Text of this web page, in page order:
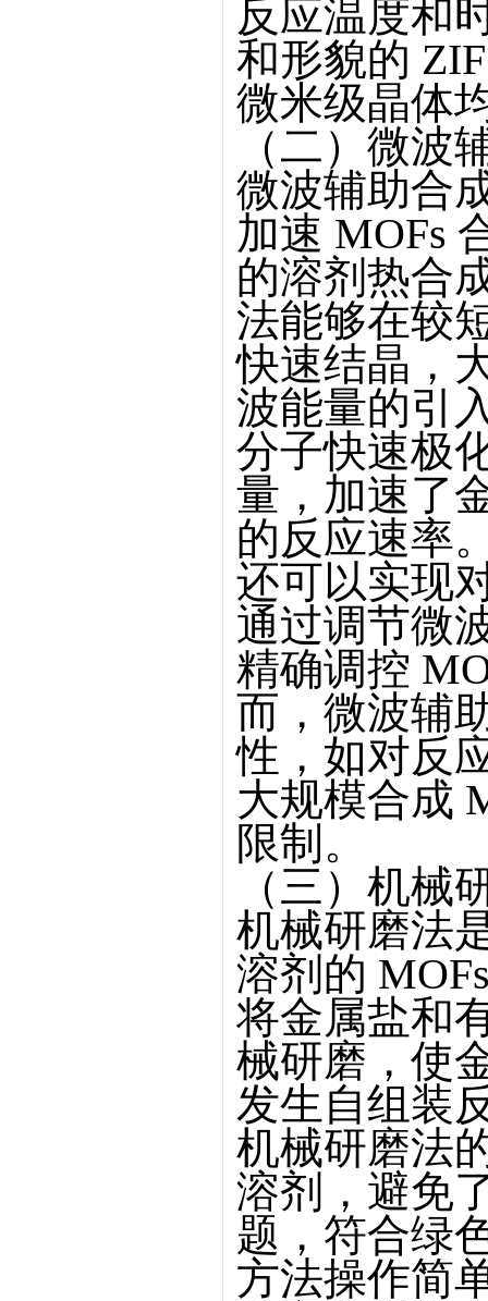
反应温度和
和形貌的
微米级晶体
（二）微波
微波辅助合
加速 MOFs
的溶剂热合
法能够在较
快速结晶，
波能量的引
分子快速极
量，加速了
的反应速率
还可以实现
通过调节微
精确调控
而，微波辅
性，如对反
大规模合成
限制。
（三）机械
机械研磨法
溶剂的
将金属盐和
械研磨，使
发生自组装
机械研磨法
溶剂，避免
题，符合绿
方法操作简